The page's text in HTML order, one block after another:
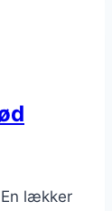
lækker